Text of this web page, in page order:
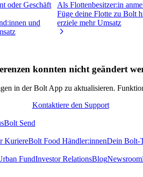
oder Geschäft
und
Als Flottenbesitzer:in
Füge deine Flotte zu Bolt
erziele mehr Umsatz
konnten nicht geändert
in der Bolt App zu aktualisieren.
Kontaktiere den Support
Bolt Send
KuriereBolt Food Händler:innenDein Bolt-
FundInvestor RelationsBlogNewsroom